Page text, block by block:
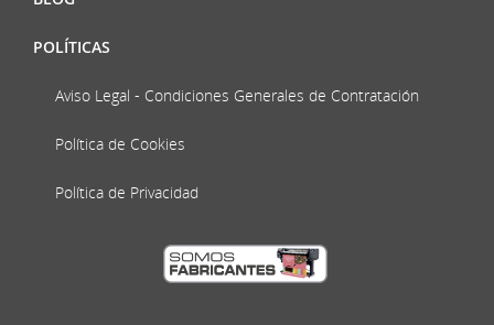
POLÍTICAS
Aviso Legal - Condiciones Generales de Contratación
Política de Cookies
Política de Privacidad